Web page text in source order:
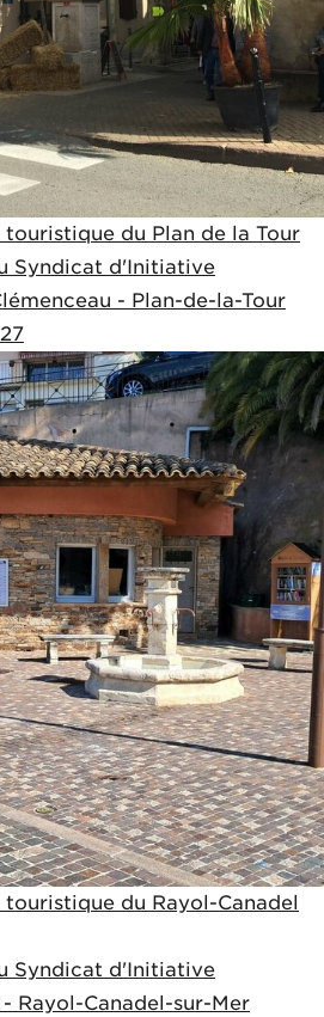
du Plan de la Tour
Syndicat d'Initiative
- Plan-de-la-Tour
du Rayol-Canadel
Syndicat d'Initiative
- Rayol-Canadel-sur-Mer